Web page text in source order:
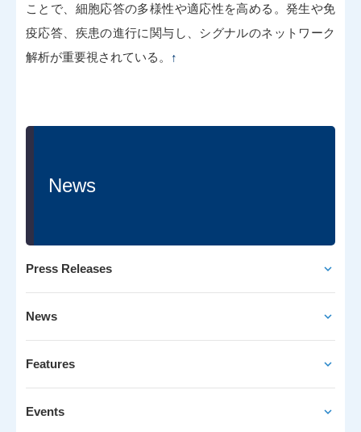
ことで、細胞応答の多様性や適応性を高める。発生や免
疫応答、疾患の進行に関与し、シグナルのネットワーク
解析が重要視されている。
↑
News
Press Releases
News
Features
Events